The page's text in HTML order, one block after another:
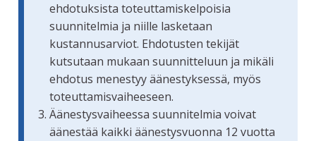
ehdotuksista toteuttamiskelpoisia
suunnitelmia ja niille lasketaan
kustannusarviot. Ehdotusten tekijät
kutsutaan mukaan suunnitteluun ja mikäli
ehdotus menestyy äänestyksessä, myös
toteuttamisvaiheeseen.
Äänestysvaiheessa suunnitelmia voivat
äänestää kaikki äänestysvuonna 12 vuotta